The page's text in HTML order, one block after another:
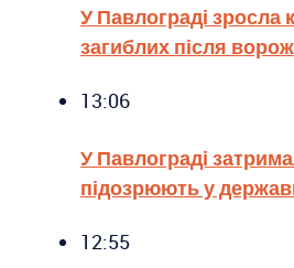
У Павлограді зросла
загиблих після
13:06
У Павлограді
підозрюють у
12:55